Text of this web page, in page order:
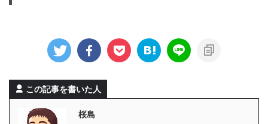
この記事を書いた人
桜島